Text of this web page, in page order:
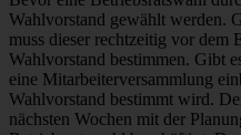
Wahlvorstand gewählt werden.
muss dieser rechtzeitig vor dem
Wahlvorstand bestimmen. Gibt
eine Mitarbeiterversammlung
Wahlvorstand bestimmt wird.
nächsten Wochen mit der